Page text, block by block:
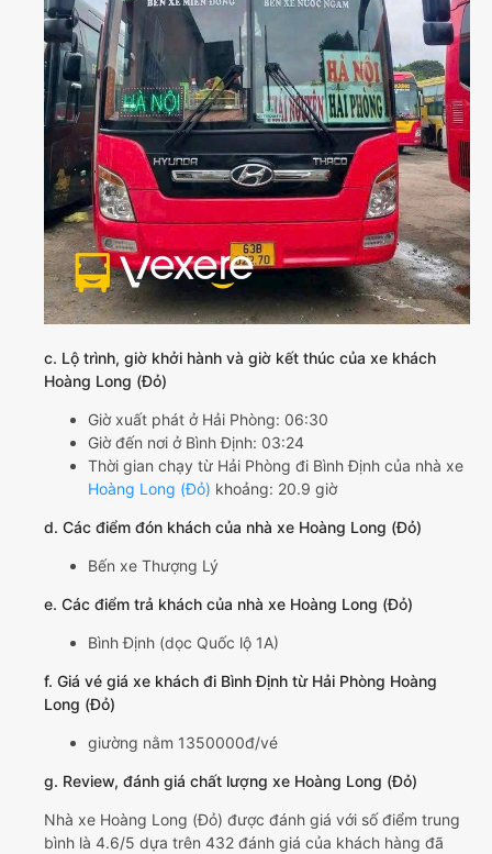
c. Lộ trình, giờ khởi hành và giờ kết thúc của xe khách
Hoàng Long (Đỏ)
Giờ xuất phát ở Hải Phòng: 06:30
Giờ đến nơi ở Bình Định: 03:24
Thời gian chạy từ Hải Phòng đi Bình Định của nhà xe
Hoàng Long (Đỏ) khoảng: 20.9 giờ
d. Các điểm đón khách của nhà xe Hoàng Long (Đỏ)
Bến xe Thượng Lý
e. Các điểm trả khách của nhà xe Hoàng Long (Đỏ)
Bình Định (dọc Quốc lộ 1A)
f. Giá vé giá xe khách đi Bình Định từ Hải Phòng Hoàng
Long (Đỏ)
giường nằm 1350000đ/vé
g. Review, đánh giá chất lượng xe Hoàng Long (Đỏ)
Nhà xe Hoàng Long (Đỏ) được đánh giá với số điểm trung
bình là 4.6/5 dựa trên 432 đánh giá của khách hàng đã